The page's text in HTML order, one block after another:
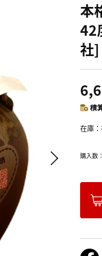
本
42
社]
積
在庫
購入数：